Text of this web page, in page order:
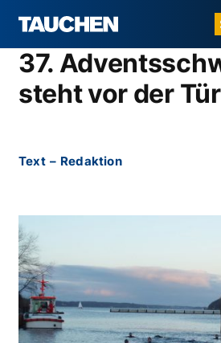
37.
steht vor der Tür
Text – Redaktion